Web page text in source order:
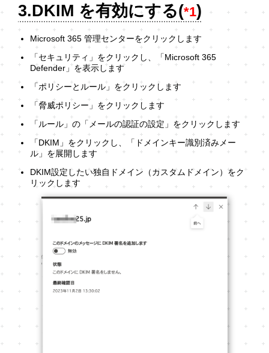
3.DKIM を有効にする(*1)
Microsoft 365 管理センターをクリックします
「セキュリティ」をクリックし、「Microsoft 365
Defender」を表示します
「ポリシーとルール」をクリックします
「脅威ポリシー」をクリックします
「ルール」の「メールの認証の設定」をクリックします
「DKIM」をクリックし、「ドメインキー識別済みメー
ル」を展開します
DKIM設定したい独自ドメイン（カスタムドメイン）をク
リックします